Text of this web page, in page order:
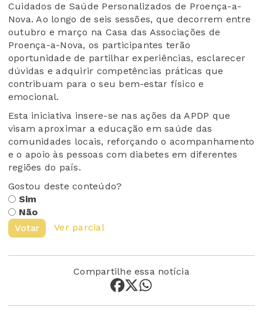
Cuidados de Saúde Personalizados de Proença-a-
Nova. Ao longo de seis sessões, que decorrem entre
outubro e março na Casa das Associações de
Proença-a-Nova, os participantes terão
oportunidade de partilhar experiências, esclarecer
dúvidas e adquirir competências práticas que
contribuam para o seu bem-estar físico e
emocional.
Esta iniciativa insere-se nas ações da APDP que
visam aproximar a educação em saúde das
comunidades locais, reforçando o acompanhamento
e o apoio às pessoas com diabetes em diferentes
regiões do país.
Gostou deste conteúdo?
Sim
Não
Votar
Ver parcial
Compartilhe essa notícia